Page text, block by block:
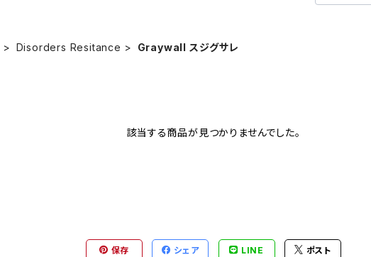
Disorders Resitance Graywall スジグサレ
該当する商品が見つかりませんでした。
保存 シェア LINE ポスト